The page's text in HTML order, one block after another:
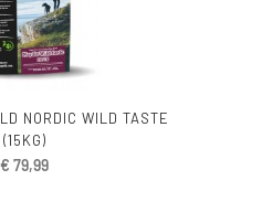
NORDIC WILD TASTE
(15KG)
€ 79,99